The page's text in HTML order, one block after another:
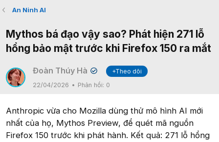
An Ninh AI
Mythos bá đạo vậy sao? Phát hiện 271 lỗ
hổng bảo mật trước khi Firefox 150 ra mắt
Đoàn Thúy Hà ✔
+Theo dõi
22/04/2026
Phản hồi: 0
Anthropic vừa cho Mozilla dùng thử mô hình AI mới
nhất của họ, Mythos Preview, để quét mã nguồn
Firefox 150 trước khi phát hành. Kết quả: 271 lỗ hổng